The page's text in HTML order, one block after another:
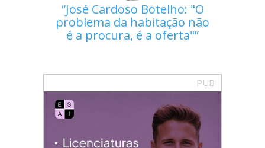
José Cardoso Botelho: "O
problema da habitação não
é a procura, é a oferta"
PUB